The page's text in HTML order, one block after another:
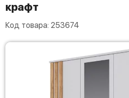
крафт
Код товара: 253674